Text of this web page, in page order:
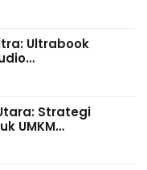
Ultrabook
Strategi
UMKM…